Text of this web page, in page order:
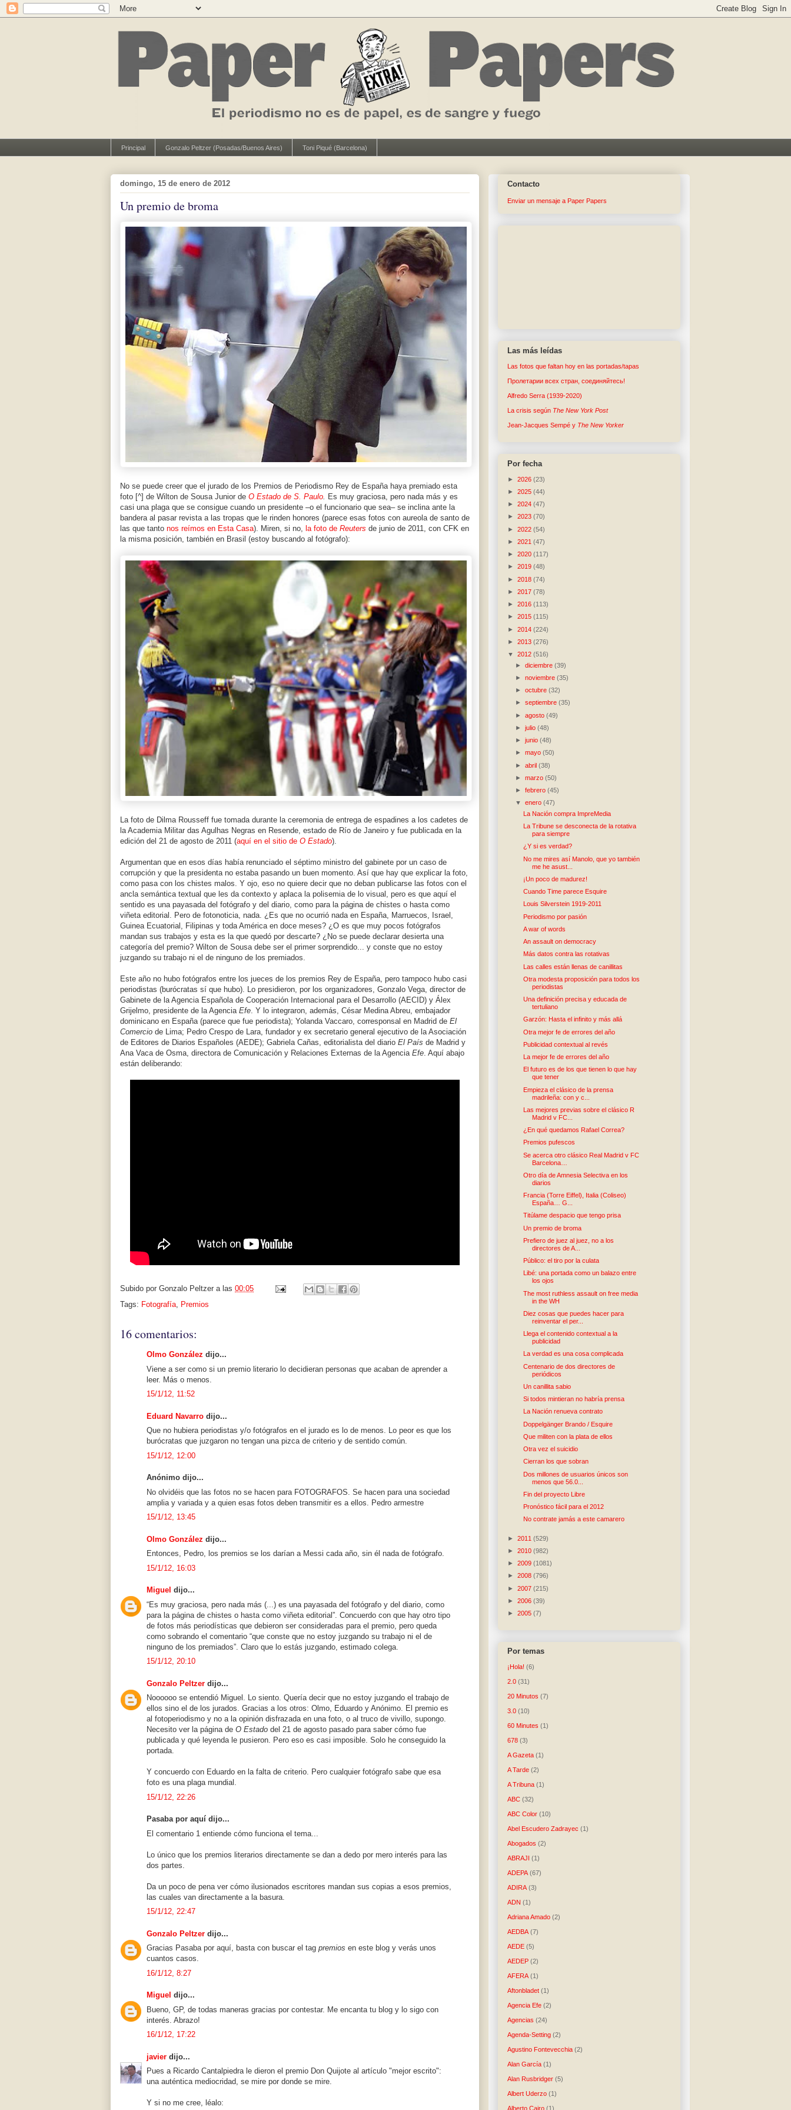
Principal Gonzalo Peltzer (Posadas/Buenos Aires) Toni Piqué (Barcelona)
domingo, 15 de enero de 2012
Un premio de broma
No se puede creer que el jurado de los Premios de Periodismo Rey de España haya premiado esta
foto [^] de Wilton de Sousa Junior de O Estado de S. Paulo. Es muy graciosa, pero nada más y es
casi una plaga que se consigue cuando un presidente –o el funcionario que sea– se inclina ante la
bandera al pasar revista a las tropas que le rinden honores (parece esas fotos con aureola de santo de
las que tanto nos reímos en Esta Casa). Miren, si no, la foto de Reuters de junio de 2011, con CFK en
la misma posición, también en Brasil (estoy buscando al fotógrafo):
La foto de Dilma Rousseff fue tomada durante la ceremonia de entrega de espadines a los cadetes de
la Academia Militar das Agulhas Negras en Resende, estado de Río de Janeiro y fue publicada en la
edición del 21 de agosto de 2011 (aquí en el sitio de O Estado).
Argumentan que en esos días había renunciado el séptimo ministro del gabinete por un caso de
corrupción y que la presidenta no estaba pasando un buen momento. Así que hay que explicar la foto,
como pasa con los chistes malos. Y ojo, eso no quiere decir que no deban publicarse las fotos con el
ancla semántica textual que les da contexto y aplaca la polisemia de lo visual, pero es que aquí el
sentido es una payasada del fotógrafo y del diario, como para la página de chistes o hasta como
viñeta editorial. Pero de fotonoticia, nada. ¿Es que no ocurrió nada en España, Marruecos, Israel,
Guinea Ecuatorial, Filipinas y toda América en doce meses? ¿O es que muy pocos fotógrafos
mandan sus trabajos y esta es la que quedó por descarte? ¿No se puede declarar desierta una
categoría del premio? Wilton de Sousa debe ser el primer sorprendido... y conste que no estoy
juzgando su trabajo ni el de ninguno de los premiados.
Este año no hubo fotógrafos entre los jueces de los premios Rey de España, pero tampoco hubo casi
periodistas (burócratas sí que hubo). Lo presidieron, por los organizadores, Gonzalo Vega, director de
Gabinete de la Agencia Española de Cooperación Internacional para el Desarrollo (AECID) y Álex
Grijelmo, presidente de la Agencia Efe. Y lo integraron, además, César Medina Abreu, embajador
dominicano en España (parece que fue periodista); Yolanda Vaccaro, corresponsal en Madrid de El
Comercio de Lima; Pedro Crespo de Lara, fundador y ex secretario general ejecutivo de la Asociación
de Editores de Diarios Españoles (AEDE); Gabriela Cañas, editorialista del diario El País de Madrid y
Ana Vaca de Osma, directora de Comunicación y Relaciones Externas de la Agencia Efe. Aquí abajo
están deliberando:
Subido por Gonzalo Peltzer a las 00:05
Tags: Fotografía, Premios
16 comentarios:
Olmo González dijo...
Viene a ser como si un premio literario lo decidieran personas que acaban de aprender a
leer. Más o menos.
15/1/12, 11:52
Eduard Navarro dijo...
Que no hubiera periodistas y/o fotógrafos en el jurado es lo de menos. Lo peor es que los
burócratas que juzgaron no tengan una pizca de criterio y de sentido común.
15/1/12, 12:00
Anónimo dijo...
No olvidéis que las fotos no se hacen para FOTOGRAFOS. Se hacen para una sociedad
amplia y variada y a quien esas fotos deben transmitir es a ellos. Pedro armestre
15/1/12, 13:45
Olmo González dijo...
Entonces, Pedro, los premios se los darían a Messi cada año, sin él nada de fotógrafo.
15/1/12, 16:03
Miguel dijo...
“Es muy graciosa, pero nada más (...) es una payasada del fotógrafo y del diario, como
para la página de chistes o hasta como viñeta editorial”. Concuerdo con que hay otro tipo
de fotos más periodísticas que debieron ser consideradas para el premio, pero queda
como sobrando el comentario “que conste que no estoy juzgando su trabajo ni el de
ninguno de los premiados”. Claro que lo estás juzgando, estimado colega.
15/1/12, 20:10
Gonzalo Peltzer dijo...
Noooooo se entendió Miguel. Lo siento. Quería decir que no estoy juzgando el trabajo de
ellos sino el de los jurados. Gracias a los otros: Olmo, Eduardo y Anónimo. El premio es
al fotoperiodismo y no a la opinión disfrazada en una foto, o al truco de vivillo, supongo.
Necesito ver la página de O Estado del 21 de agosto pasado para saber cómo fue
publicada y qué leyenda le pusieron. Pero eso es casi imposible. Solo he conseguido la
portada.
Y concuerdo con Eduardo en la falta de criterio. Pero cualquier fotógrafo sabe que esa
foto es una plaga mundial.
15/1/12, 22:26
Pasaba por aquí dijo...
El comentario 1 entiende cómo funciona el tema...
Lo único que los premios literarios directamente se dan a dedo por mero interés para las
dos partes.
Da un poco de pena ver cómo ilusionados escritores mandan sus copias a esos premios,
las cuales van directamente a la basura.
15/1/12, 22:47
Gonzalo Peltzer dijo...
Gracias Pasaba por aquí, basta con buscar el tag premios en este blog y verás unos
cuantos casos.
16/1/12, 8:27
Miguel dijo...
Bueno, GP, de todas maneras gracias por contestar. Me encanta tu blog y lo sigo con
interés. Abrazo!
16/1/12, 17:22
javier dijo...
Pues a Ricardo Cantalpiedra le dieron el premio Don Quijote al artículo "mejor escrito":
una auténtica mediocridad, se mire por donde se mire.
Y si no me cree, léalo:
Contacto
Enviar un mensaje a Paper Papers
Las más leídas
Las fotos que faltan hoy en las portadas/tapas
Пролетарии всех стран, соединяйтесь!
Alfredo Serra (1939-2020)
La crisis según The New York Post
Jean-Jacques Sempé y The New Yorker
Por fecha
► 2026 (23)
► 2025 (44)
► 2024 (47)
► 2023 (70)
► 2022 (54)
► 2021 (47)
► 2020 (117)
► 2019 (48)
► 2018 (74)
► 2017 (78)
► 2016 (113)
► 2015 (115)
► 2014 (224)
► 2013 (276)
▼ 2012 (516)
►diciembre(39)
►noviembre(35)
►octubre(32)
►septiembre(35)
►agosto(49)
►julio(48)
►junio(48)
►mayo(50)
►abril(38)
►marzo(50)
►febrero(45)
▼enero(47)
La Nación compra ImpreMedia
La Tribune se desconecta de la rotativa
para siempre
¿Y si es verdad?
No me mires así Manolo, que yo también
me he asust...
¡Un poco de madurez!
Cuando Time parece Esquire
Louis Silverstein 1919-2011
Periodismo por pasión
A war of words
An assault on democracy
Más datos contra las rotativas
Las calles están llenas de canillitas
Otra modesta proposición para todos los
periodistas
Una definición precisa y educada de
tertuliano
Garzón: Hasta el infinito y más allá
Otra mejor fe de errores del año
Publicidad contextual al revés
La mejor fe de errores del año
El futuro es de los que tienen lo que hay
que tener
Empieza el clásico de la prensa
madrileña: con y c...
Las mejores previas sobre el clásico R
Madrid v FC...
¿En qué quedamos Rafael Correa?
Premios pufescos
Se acerca otro clásico Real Madrid v FC
Barcelona…
Otro día de Amnesia Selectiva en los
diarios
Francia (Torre Eiffel), Italia (Coliseo)
España… G...
Titúlame despacio que tengo prisa
Un premio de broma
Prefiero de juez al juez, no a los
directores de A...
Público: el tiro por la culata
Libé: una portada como un balazo entre
los ojos
The most ruthless assault on free media
in the WH
Diez cosas que puedes hacer para
reinventar el per...
Llega el contenido contextual a la
publicidad
La verdad es una cosa complicada
Centenario de dos directores de
periódicos
Un canillita sabio
Si todos mintieran no habría prensa
La Nación renueva contrato
Doppelgänger Brando / Esquire
Que militen con la plata de ellos
Otra vez el suicidio
Cierran los que sobran
Dos millones de usuarios únicos son
menos que 56.0...
Fin del proyecto Libre
Pronóstico fácil para el 2012
No contrate jamás a este camarero
► 2011 (529)
► 2010 (982)
► 2009 (1081)
► 2008 (796)
► 2007 (215)
► 2006 (39)
► 2005 (7)
Por temas
¡Hola! (6)
2.0 (31)
20 Minutos (7)
3.0 (10)
60 Minutes (1)
678 (3)
A Gazeta (1)
A Tarde (2)
A Tribuna (1)
ABC (32)
ABC Color (10)
Abel Escudero Zadrayec (1)
Abogados (2)
ABRAJI (1)
ADEPA (67)
ADIRA (3)
ADN (1)
Adriana Amado (2)
AEDBA (7)
AEDE (5)
AEDEP (2)
AFERA (1)
Aftonbladet (1)
Agencia Efe (2)
Agencias (24)
Agenda-Setting (2)
Agustino Fontevecchia (2)
Alan García (1)
Alan Rusbridger (5)
Albert Uderzo (1)
Alberto Cairo (1)